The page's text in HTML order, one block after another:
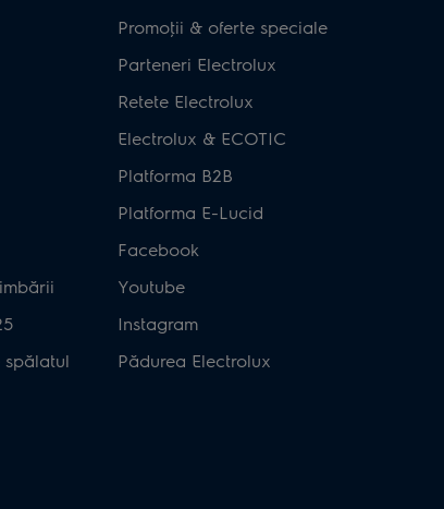
spălatul
Promoţii & oferte speciale
Parteneri Electrolux
Retete Electrolux
Electrolux & ECOTIC
Platforma B2B
Platforma E-Lucid
Facebook
Youtube
Instagram
Pădurea Electrolux